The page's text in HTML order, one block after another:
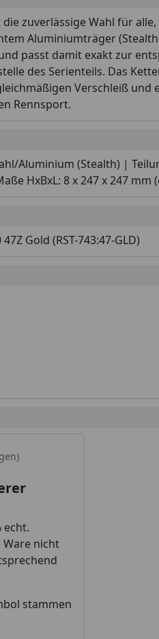
zuverlässige Wahl für
Aluminiumträger
passt damit exakt zur
des Serienteils. Das
Verschleiß
Rennsport.
Aluminium (Stealth) |
HxBxL: 8 x 247 x 247 mm
Gold (RST-743:47-GLD)
echt.
Ware nicht
stammen